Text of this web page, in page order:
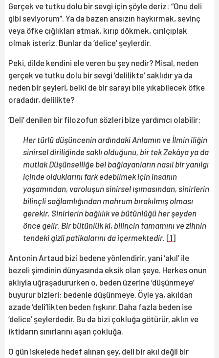
Gerçek ve tutku dolu bir sevgi için şöyle deriz: “Onu deli
gibi seviyorum”. Ya da bazen ansızın haykırmak, sevinç
veya öfke çığlıkları atmak, kırıp dökmek, çırılçıplak
olmak isteriz. Bunlar da ‘delice’ şeylerdir.
Peki, dilde kendini ele veren bu şey nedir? Misal, neden
gerçek ve tutku dolu bir sevgi ‘delilikte’ saklıdır ya da
neden bir şeyleri, belki de bir sarayı bile yıkabilecek öfke
oradadır, delilikte?
‘Deli’ denilen bir filozofun sözleri bize yardımcı olabilir:
Her türlü düşüncenin ardındaki Anlamın ve İlmin iliğin
sinirsel diriliğinde saklı olduğunu, bir tek Zekâya ya da
mutlak Düşünselliğe bel bağlayanların nasıl bir yanılgı
içinde olduklarını fark edebilmek için insanın
yaşamından, varoluşun sinirsel ışımasından, sinirlerin
bilinçli sağlamlığından mahrum bırakılmış olması
gerekir. Sinirlerin bağlılık ve bütünlüğü her şeyden
önce gelir. Bir bütünlük ki, bilincin tamamını ve zihnin
tendeki gizli patikalarını da içermektedir. [1]
Antonin Artaud bizi bedene yönlendirir, yani ‘akıl’ ile
bezeli şimdinin dünyasında eksik olan şeye. Herkes onun
aklıyla uğraşadururken o, beden üzerine ‘düşünmeye’
buyurur bizleri: bedenle düşünmeye. Öyle ya, akıldan
azade ‘deli’likten beden fışkırır. Daha fazla beden ise
‘delice’ şeylerdedir. Bu da bizi çokluğa götürür, aklın ve
iktidarın sınırlarını aşan çokluğa.
O gün iskelede hedef alınan şey, deli bir akıl değil bir